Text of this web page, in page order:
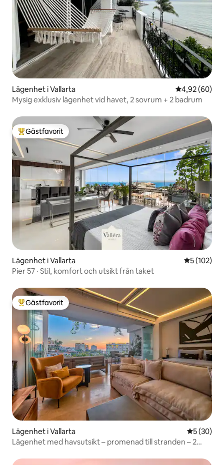
Lägenhet i Vallarta 4,92 av 5 i
4,92 (60)
Mysig exklusiv lägenhet vid havet, 2 sovrum + 2 badrum
Populär gästfavorit
Gästfavorit
Lägenhet i Vallarta 5 av 5 i
5 (102)
Pier 57 · Stil, komfort och utsikt från taket
Populär gästfavorit
Gästfavorit
Lägenhet i Vallarta 5 av 5 i
5 (30)
Lägenhet med havsutsikt – promenad till stranden – 2